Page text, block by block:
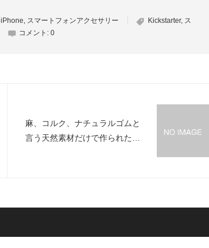
iPhone, スマートフォンアクセサリー Kickstarter, ス
コメント: 0
麻、コルク、ナチュラルゴムと
言う天然素材だけで作られた臭